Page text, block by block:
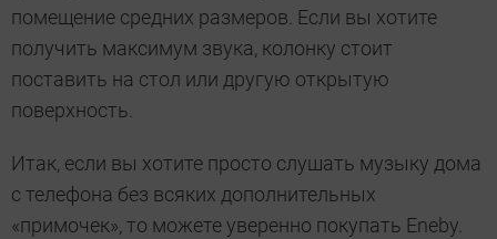
помещение средних размеров. Если вы хотите
получить максимум звука, колонку стоит
поставить на стол или другую открытую
поверхность.
Итак, если вы хотите просто слушать музыку дома
с телефона без всяких дополнительных
«примочек», то можете уверенно покупать Eneby.